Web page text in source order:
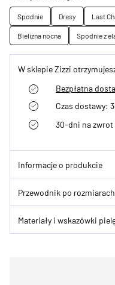
Spodnie Dresy Last
Bielizna nocna
Spodnie z
W sklepie Zizzi
Bezpłatna
Czas dostawy:
30-dni na zwrot
Informacje o produkcie
Przewodnik po
Materiały i wskazówki